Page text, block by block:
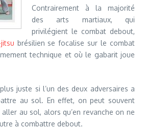
Contrairement à la majorité
des arts martiaux, qui
privilégient le combat debout,
brésilien se focalise sur le combat
technique et où le gabarit joue
juste si l’un des deux adversaires a
au sol. En effet, on peut souvent
au sol, alors qu’en revanche on ne
à combattre debout.